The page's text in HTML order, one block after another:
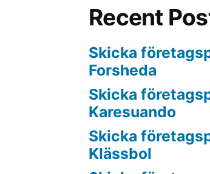
Recent
Skicka
Forsheda
Skicka
Karesuando
Skicka
Klässbol